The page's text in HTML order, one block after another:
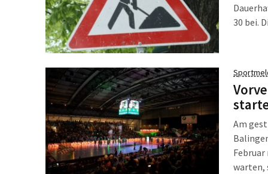
30 bei.
Am
warten,